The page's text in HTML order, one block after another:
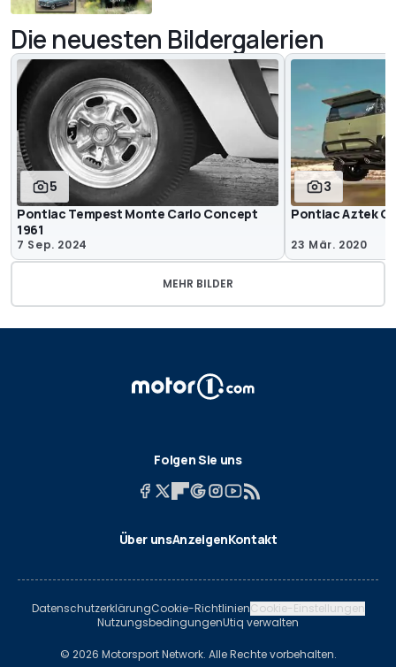
Die neuesten Bildergalerien
5
Pontiac Tempest Monte Carlo Concept
1961
7 Sep. 2024
3
Pontiac Aztek
23 Mär. 2020
MEHR BILDER
Folgen Sie uns
Über unsAnzeigenKontakt
DatenschutzerklärungCookie-RichtlinienCookie-Einstellungen
NutzungsbedingungenUtiq verwalten
© 2026 Motorsport Network. Alle Rechte vorbehalten.